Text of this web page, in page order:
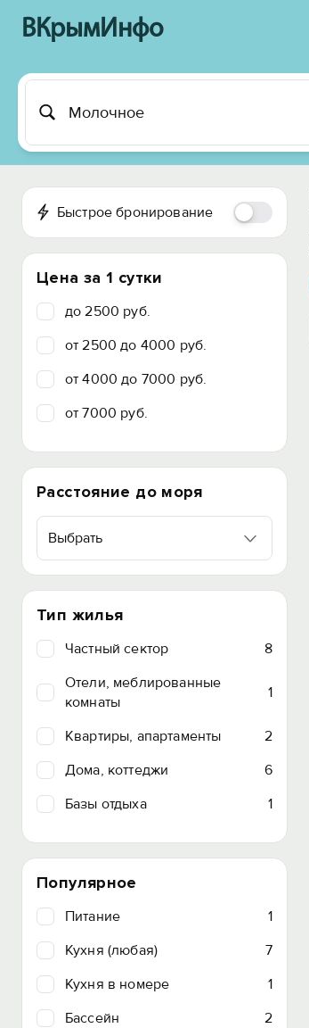
ВКрымИнфо
Быстрое бронирование
Цена за 1 сутки
до 2500 руб.
от 2500 до 4000 руб.
от 4000 до 7000 руб.
от 7000 руб.
Расстояние до моря
Выбрать
Тип жилья
Частный сектор
8
Отели, меблированные
комнаты
1
Квартиры, апартаменты
2
Дома, коттеджи
6
Базы отдыха
1
Популярное
Питание
1
Кухня (любая)
7
Кухня в номере
1
Бассейн
2